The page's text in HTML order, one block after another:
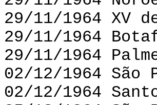
29/11/1964 XV
29/11/1964
29/11/1964
02/12/1964
02/12/1964